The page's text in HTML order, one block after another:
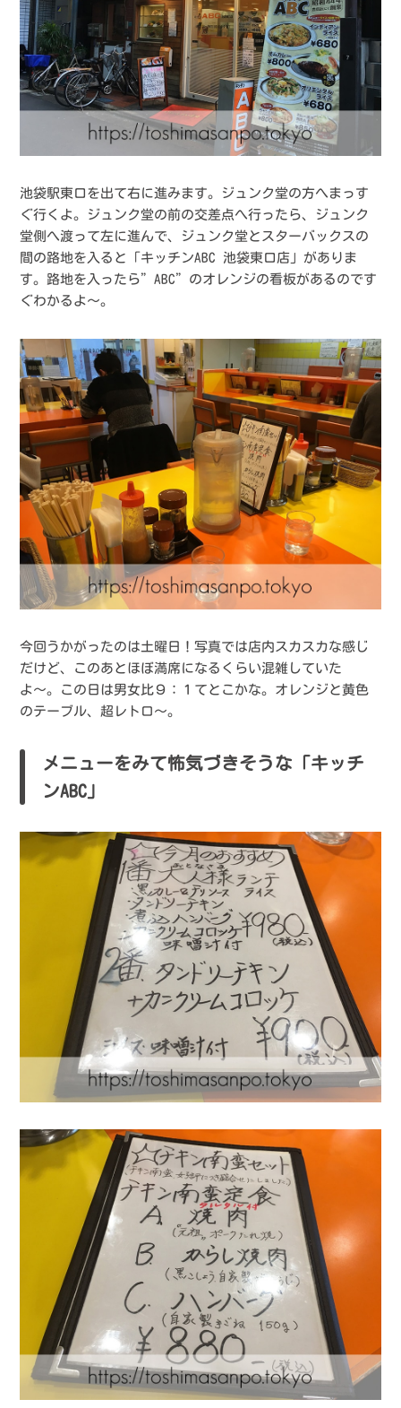
池袋駅東口を出て右に進みます。ジュンク堂の方へまっす
ぐ行くよ。ジュンク堂の前の交差点へ行ったら、ジュンク
堂側へ渡って左に進んで、ジュンク堂とスターバックスの
間の路地を入ると「キッチンABC 池袋東口店」がありま
す。路地を入ったら”ABC”のオレンジの看板があるのです
ぐわかるよ〜。
今回うかがったのは土曜日！写真では店内スカスカな感じ
だけど、このあとほぼ満席になるくらい混雑していた
よ〜。この日は男女比９：１てとこかな。オレンジと黄色
のテーブル、超レトロ〜。
メニューをみて怖気づきそうな「キッチ
ンABC」